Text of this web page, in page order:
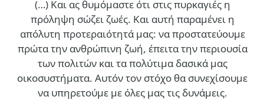
(…) Και ας θυμόμαστε ότι στις πυρκαγιές η
πρόληψη σώζει ζωές. Και αυτή παραμένει η
απόλυτη προτεραιότητά μας: να προστατεύουμε
πρώτα την ανθρώπινη ζωή, έπειτα την περιουσία
των πολιτών και τα πολύτιμα δασικά μας
οικοσυστήματα. Αυτόν τον στόχο θα συνεχίσουμε
να υπηρετούμε με όλες μας τις δυνάμεις.